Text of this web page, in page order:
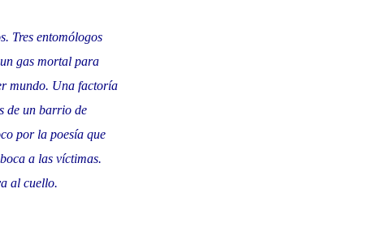
Tres entomólogos
gas mortal para
mundo. Una factoría
de un barrio de
por la poesía que
a las víctimas.
al cuello.